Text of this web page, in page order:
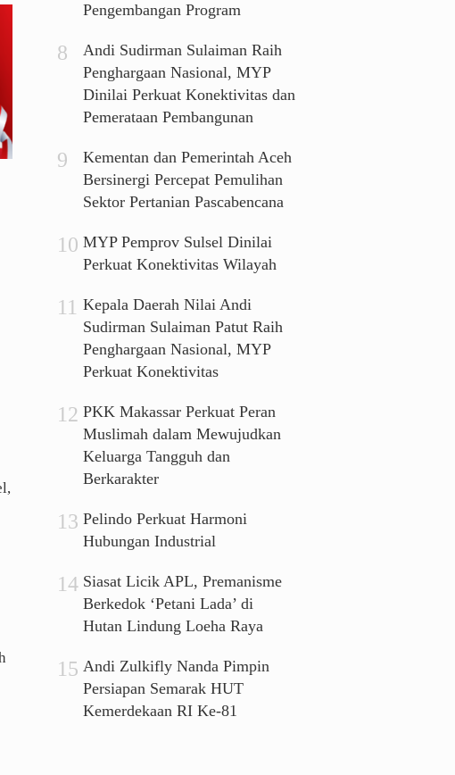
Pengembangan Program
Andi Sudirman Sulaiman Raih
Penghargaan Nasional, MYP
Dinilai Perkuat Konektivitas dan
Pemerataan Pembangunan
Kementan dan Pemerintah Aceh
Bersinergi Percepat Pemulihan
Sektor Pertanian Pascabencana
MYP Pemprov Sulsel Dinilai
Perkuat Konektivitas Wilayah
Kepala Daerah Nilai Andi
Sudirman Sulaiman Patut Raih
Penghargaan Nasional, MYP
Perkuat Konektivitas
PKK Makassar Perkuat Peran
Muslimah dalam Mewujudkan
Keluarga Tangguh dan
Berkarakter
Pelindo Perkuat Harmoni
Hubungan Industrial
Siasat Licik APL, Premanisme
Berkedok ‘Petani Lada’ di
Hutan Lindung Loeha Raya
Andi Zulkifly Nanda Pimpin
Persiapan Semarak HUT
Kemerdekaan RI Ke-81